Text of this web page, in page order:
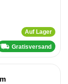
Auf Lager
Gratisversand